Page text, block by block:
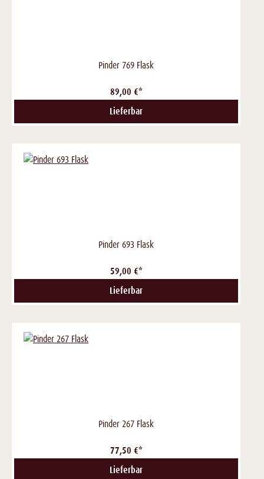
Pinder 769 Flask
89,00 €*
Lieferbar
Pinder 693 Flask
59,00 €*
Lieferbar
Pinder 267 Flask
77,50 €*
Lieferbar